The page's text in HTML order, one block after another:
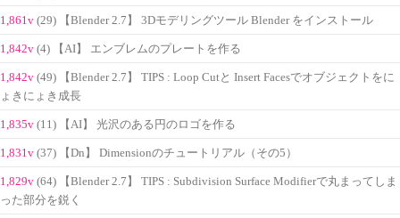
1,861v (29) 【Blender 2.7】 3Dモデリングツール Blender をインストール
1,842v (4) 【AI】 エンブレムのプレートを作る
1,842v (49) 【Blender 2.7】 TIPS : Loop Cutと Insert Facesでオブジェクトをに
ょきにょき成長
1,835v (11) 【AI】 光沢のある円のロゴを作る
1,831v (37) 【Dn】 Dimensionのチュートリアル（その5）
1,829v (64) 【Blender 2.7】 TIPS : Subdivision Surface Modifierで丸まってしま
った部分を鋭く